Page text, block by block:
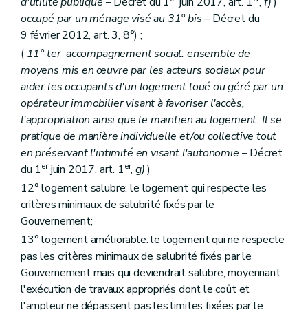
Art.82/1
Sous-section
Art.82/2
Art.82/3
Art.82/4
Sous-section2
De procédure de prise en gestion judiciaire
Art. 83
Art. 84
Section2/1 De l'information des communes
Art.84/1
Section 3
Des conditions d'octroi des aides et de la mise en gestion
Art. 85
Art.85bis
Section4
De l'infraction administrative de maintien d'un bien en état d'inoccupation
Art.85ter
Art.85quater
Section
Art.85quinquies
Section6 De la cessation– Décret du 1
Art. 85sexies
ChapitreVII
Du bail glissant et de l'habitat solidaire
Art.85septies
Art.85octies
occupé par un ménage visé au 31°bis– Décret du
9 février 2012, art. 3, 8°) ;
( 11°teraccompagnement social: ensemble de
moyens mis en œuvre par les acteurs sociaux pour
aider les occupants d'un logement loué ou géré par un
opérateur immobilier visant à favoriser l'accès,
l'appropriation ainsi que le maintien au logement. Il se
pratique de manière individuelle et/ou collective tout
en préservant l'intimité en visant l'autonomie – Décret
du 1erjuin 2017, art. 1er, g))
12° logement salubre: le logement qui respecte les
critères minimaux de salubrité fixés par le
Gouvernement;
13° logement améliorable: le logement qui ne respecte
pas les critères minimaux de salubrité fixés par le
Gouvernement mais qui deviendrait salubre, moyennant
l'exécution de travaux appropriés dont le coût et
l'ampleur ne dépassent pas les limites fixées par le